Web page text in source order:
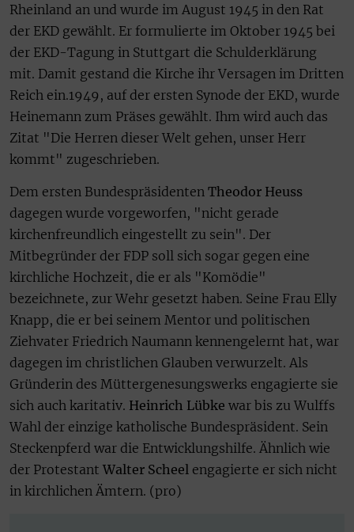
Rheinland an und wurde im August 1945 in den Rat
der EKD gewählt. Er formulierte im Oktober 1945 bei
der EKD-Tagung in Stuttgart die Schulderklärung
mit. Damit gestand die Kirche ihr Versagen im Dritten
Reich ein.1949, auf der ersten Synode der EKD, wurde
Heinemann zum Präses gewählt. Ihm wird auch das
Zitat "Die Herren dieser Welt gehen, unser Herr
kommt" zugeschrieben.
Dem ersten Bundespräsidenten Theodor Heuss
dagegen wurde vorgeworfen, "nicht gerade
kirchenfreundlich eingestellt zu sein". Der
Mitbegründer der FDP soll sich sogar gegen eine
kirchliche Hochzeit, die er als "Komödie"
bezeichnete, zur Wehr gesetzt haben. Seine Frau Elly
Knapp, die er bei seinem Mentor und politischen
Ziehvater Friedrich Naumann kennengelernt hat, war
dagegen im christlichen Glauben verwurzelt. Als
Gründerin des Müttergenesungswerks engagierte sie
sich auch karitativ. Heinrich Lübke war bis zu Wulffs
Wahl der einzige katholische Bundespräsident. Sein
Steckenpferd war die Entwicklungshilfe. Ähnlich wie
der Protestant Walter Scheel engagierte er sich nicht
in kirchlichen Ämtern. (pro)